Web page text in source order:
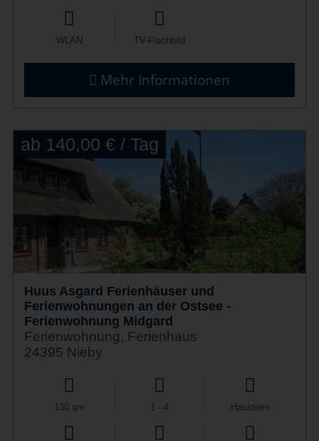
WLAN TV-Flachbild
Mehr Informationen
ab 140,00 € / Tag
Huus Asgard Ferienhäuser und
Ferienwohnungen an der Ostsee -
Ferienwohnung Midgard
Ferienwohnung, Ferienhaus
24395 Nieby
130 qm 1 - 4 Haustiere